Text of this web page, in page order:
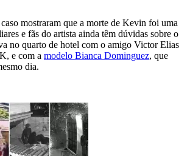
mostraram que a morte de Kevin foi uma
e fãs do artista ainda têm dúvidas sobre o
no quarto de hotel com o amigo Victor Elias
e com a modelo Bianca Dominguez, que
dia.